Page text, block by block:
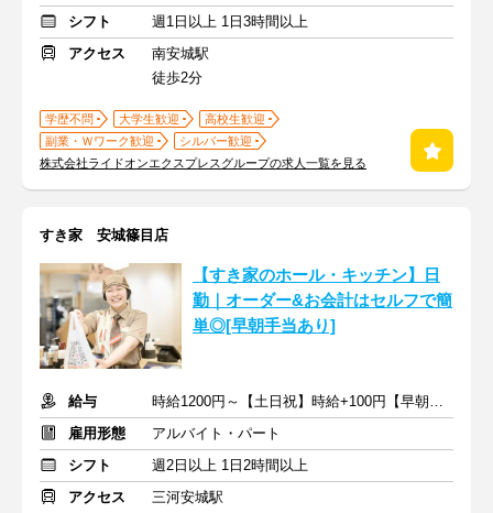
シフト
週1日以上 1日3時間以上
アクセス
南安城駅
徒歩2分
学歴不問 大学生歓迎
高校生歓迎
副業・Ｗワーク歓迎
シルバー歓迎
株式会社ライドオンエクスプレスグループの求人一覧を見る
すき家 安城篠目店
【すき家のホール・キッチン】日
勤｜オーダー&お会計はセルフで簡
単◎[早朝手当あり]
給与
時給1200円～【土日祝】時給+100円【早朝】時給+150円
雇用形態
アルバイト・パート
シフト
週2日以上 1日2時間以上
アクセス
三河安城駅